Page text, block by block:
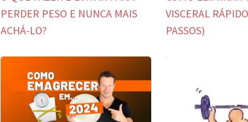
PERDER PESO E NUNCA MAIS
ACHÁ-LO?
VISCERAL
PASSOS)